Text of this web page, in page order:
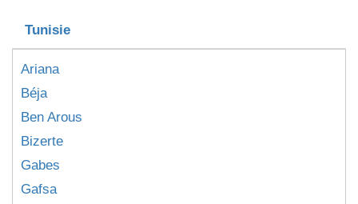
Tunisie
Ariana
Béja
Ben Arous
Bizerte
Gabes
Gafsa